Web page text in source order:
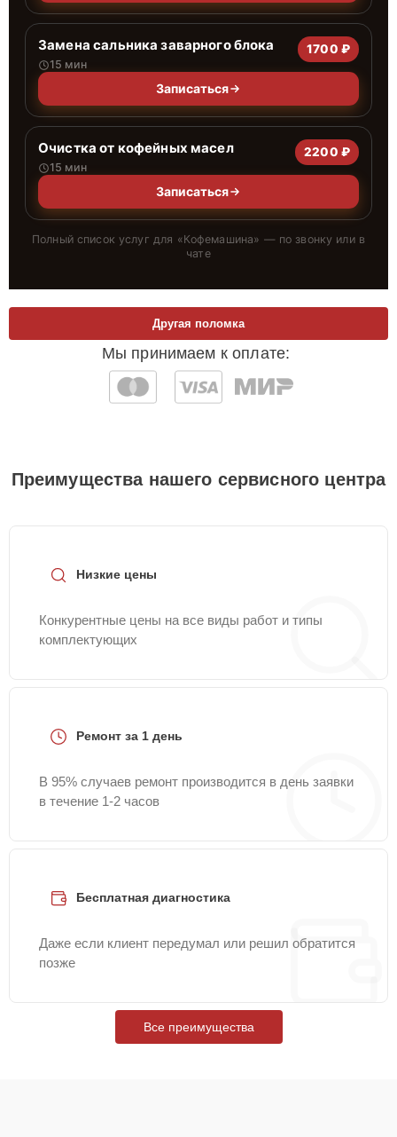
Замена сальника заварного блока
15 мин
1700 ₽
Записаться
Очистка от кофейных масел
15 мин
2200 ₽
Записаться
Полный список услуг для «Кофемашина» — по звонку или в
чате
Мы принимаем к оплате:
Другая поломка
Преимущества нашего сервисного центра
Низкие цены
Конкурентные цены на все виды работ и типы
комплектующих
Ремонт за 1 день
В 95% случаев ремонт производится в день заявки
в течение 1-2 часов
Бесплатная диагностика
Даже если клиент передумал или решил обратится
позже
Все преимущества